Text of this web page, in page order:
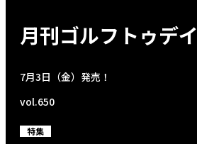
月刊ゴルフトゥデイ
7月3日（金）発売！
vol.650
特集